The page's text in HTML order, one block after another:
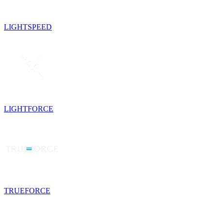
LIGHTSPEED
LIGHTFORCE
TRUEFORCE